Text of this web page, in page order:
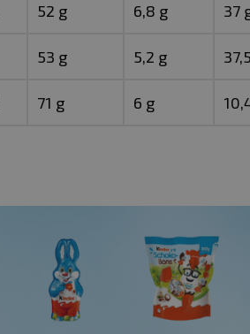
52 g 6,8 g 37
53 g 5,2 g
71 g 6 g